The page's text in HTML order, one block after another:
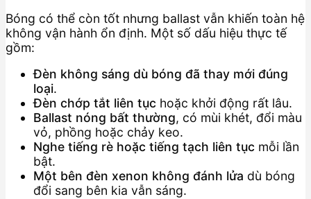
Bóng có thể còn tốt nhưng ballast vẫn khiến toàn hệ
không vận hành ổn định. Một số dấu hiệu thực tế
gồm:
Đèn không sáng dù bóng đã thay mới đúng
loại.
Đèn chớp tắt liên tục hoặc khởi động rất lâu.
Ballast nóng bất thường, có mùi khét, đổi màu
vỏ, phồng hoặc chảy keo.
Nghe tiếng rè hoặc tiếng tạch liên tục mỗi lần
bật.
Một bên đèn xenon không đánh lửa dù bóng
đổi sang bên kia vẫn sáng.